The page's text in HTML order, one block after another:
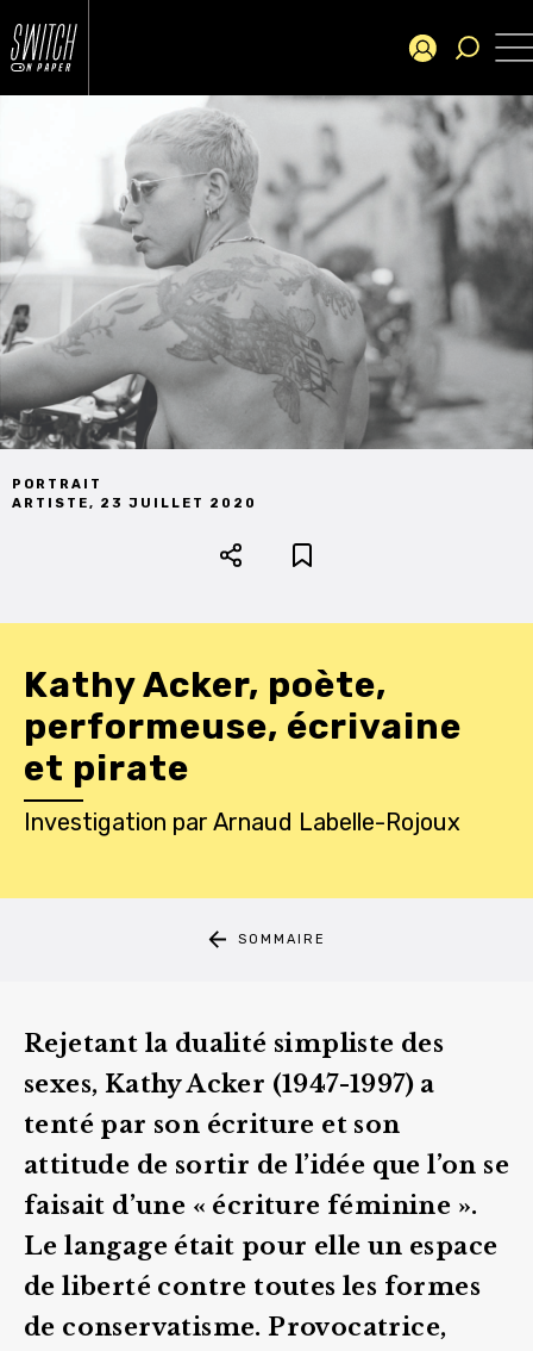
PORTRAIT
ARTISTE, 23 JUILLET 2020
Kathy Acker, poète,
performeuse, écrivaine
et pirate
Investigation par Arnaud Labelle-Rojoux
SOMMAIRE
Rejetant la dualité simpliste des
sexes, Kathy Acker (1947-1997) a
tenté par son écriture et son
attitude de sortir de l’idée que l’on se
faisait d’une « écriture féminine ».
Le langage était pour elle un espace
de liberté contre toutes les formes
de conservatisme. Provocatrice,